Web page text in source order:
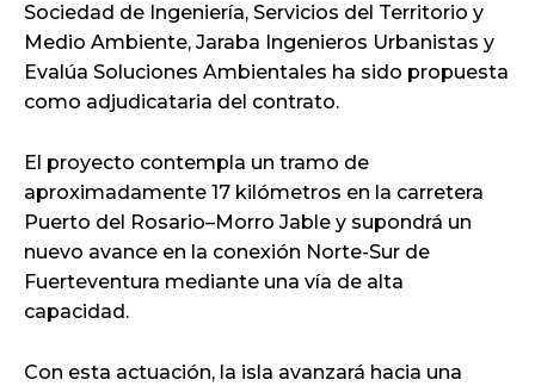
Sociedad de Ingeniería, Servicios del Territorio y
Medio Ambiente, Jaraba Ingenieros Urbanistas y
Evalúa Soluciones Ambientales ha sido propuesta
como adjudicataria del contrato.
El proyecto contempla un tramo de
aproximadamente 17 kilómetros en la carretera
Puerto del Rosario–Morro Jable y supondrá un
nuevo avance en la conexión Norte-Sur de
Fuerteventura mediante una vía de alta
capacidad.
Con esta actuación, la isla avanzará hacia una